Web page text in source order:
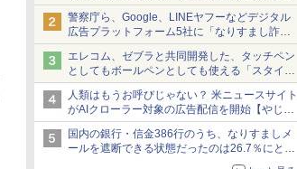
ードバイクにちょうどいい【ぼっち・ざ・ろー
ど！その14】【空いた時間でなにしてる？】
警察庁ら、Google、LINEヤフーなどデジタル
広告プラットフォーム5社に「なりすまし詐欺
広告」対策強化を要請 著名人の写真や映像を
使った投資詐欺などへの対策として
エレコム、ゼブラと共同開発した、タッチペン
としてもボールペンとしても使える「スタイラ
スツーウェイ」発売 iPadにも紙にも、持ち替
えずに書き込める
人類はもうお呼びじゃない？ 米ニュースサイト
がAIクローラー対象の広告配信を開始【やじう
まWatch】
国内の銀行・信金386行のうち、なりすましメ
ールを遮断できる状態だったのは26.7％にとど
まる～GMOブランドセキュリティ調査